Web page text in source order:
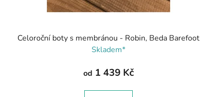
Celoroční boty s membránou - Robin, Beda Barefoot
Skladem*
od 1 439 Kč